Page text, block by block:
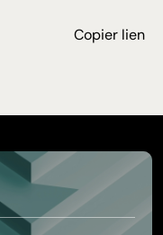
Copier lien